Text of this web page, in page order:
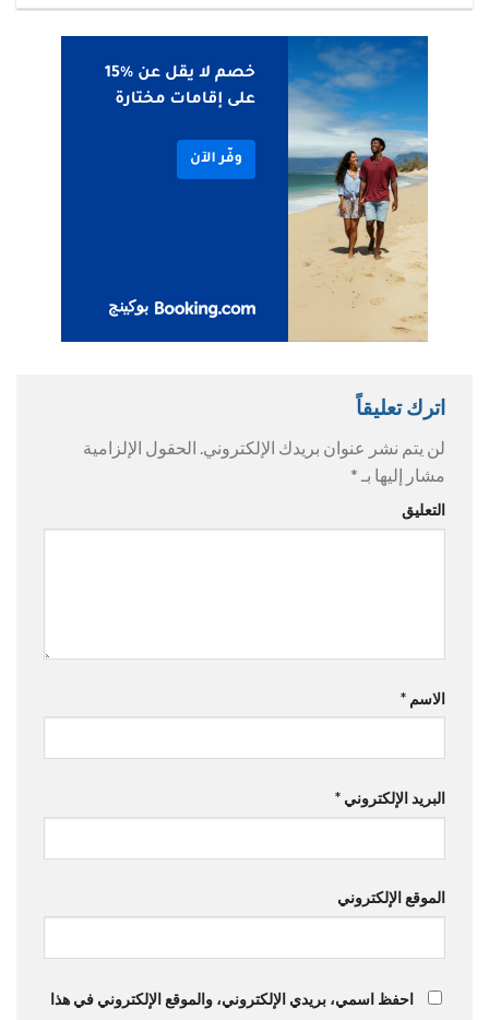
اترك تعليقاً
لن يتم نشر عنوان بريدك الإلكتروني. الحقول الإلزامية
مشار إليها بـ *
التعليق
الاسم *
البريد الإلكتروني *
الموقع الإلكتروني
احفظ اسمي، بريدي الإلكتروني، والموقع الإلكتروني في هذا